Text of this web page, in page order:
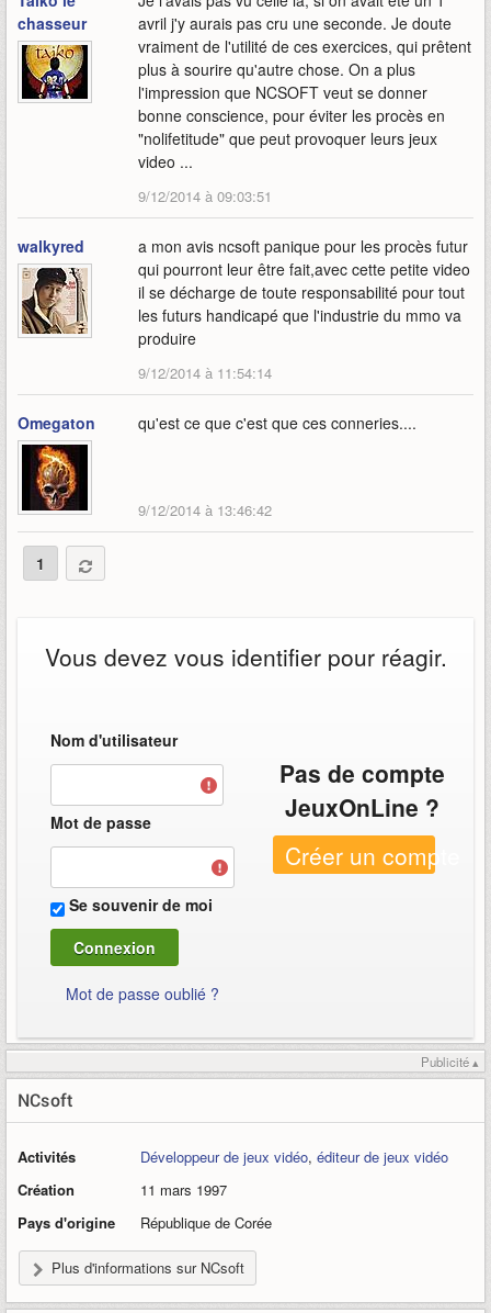
chasseur
avril j'y aurais pas cru une seconde. Je doute
vraiment de l'utilité de ces exercices, qui prêtent
plus à sourire qu'autre chose. On a plus
l'impression que NCSOFT veut se donner
bonne conscience, pour éviter les procès en
"nolifetitude" que peut provoquer leurs jeux
video ...
9/12/2014 à 09:03:51
walkyred
a mon avis ncsoft panique pour les procès futur
qui pourront leur être fait,avec cette petite video
il se décharge de toute responsabilité pour tout
les futurs handicapé que l'industrie du mmo va
produire
9/12/2014 à 11:54:14
Omegaton qu'est ce que c'est que ces conneries....
9/12/2014 à 13:46:42
1
Vous devez vous identifier pour réagir.
Nom d'utilisateur
Mot de passe
Se souvenir de moi
Mot de passe oublié ?
Pas de compte
JeuxOnLine ?
Créer un compte
Publicité ▴
NCsoft
Activités Développeur de jeux vidéo, éditeur de jeux vidéo
Création
11 mars 1997
Pays d'origine
République de Corée
Plus d'informations sur NCsoft